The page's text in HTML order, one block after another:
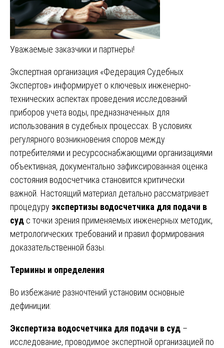
Уважаемые заказчики и партнеры!
Экспертная организация «Федерация Судебных
Экспертов» информирует о ключевых инженерно-
технических аспектах проведения исследований
приборов учета воды, предназначенных для
использования в судебных процессах. В условиях
регулярного возникновения споров между
потребителями и ресурсоснабжающими организациями
объективная, документально зафиксированная оценка
состояния водосчетчика становится критически
важной. Настоящий материал детально рассматривает
процедуру экспертизы водосчетчика для подачи в
суд с точки зрения применяемых инженерных методик,
метрологических требований и правил формирования
доказательственной базы.
Термины и определения
Во избежание разночтений установим основные
дефиниции:
Экспертиза водосчетчика для подачи в суд –
исследование, проводимое экспертной организацией по